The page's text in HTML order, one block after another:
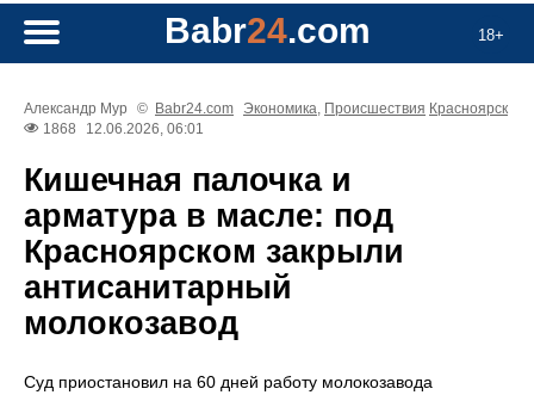
18+
Babr24.com
Александр Мур © Babr24.com Экономика, Происшествия Красноярск
1868
12.06.2026, 06:01
Кишечная палочка и
арматура в масле: под
Красноярском закрыли
антисанитарный
молокозавод
Суд приостановил на 60 дней работу молокозавода